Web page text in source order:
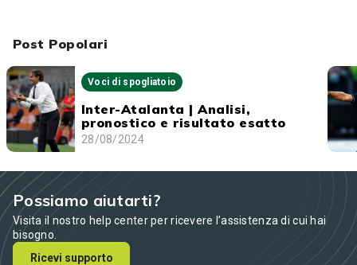
Post Popolari
Voci di spogliatoio
Inter-Atalanta | Analisi,
pronostico e risultato esatto
28/08/2024
Possiamo aiutarti?
Visita il nostro help center per ricevere l’assistenza di cui hai
bisogno.
Ricevi supporto